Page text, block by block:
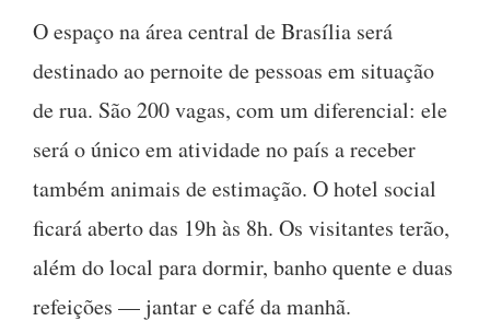
O espaço na área central de Brasília será
destinado ao pernoite de pessoas em situação
de rua. São 200 vagas, com um diferencial: ele
será o único em atividade no país a receber
também animais de estimação. O hotel social
ficará aberto das 19h às 8h. Os visitantes terão,
além do local para dormir, banho quente e duas
refeições — jantar e café da manhã.